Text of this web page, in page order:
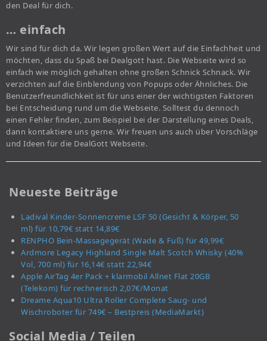
den Deal für dich.
… einfach
Wir sind für dich da. Wir legen großen Wert auf die Einfachheit und
möchten, dass du Spaß bei Dealgott hast. Die Webseite wird so
einfach wie möglich gehalten ohne großen Schnick Schnack. Wir
verzichten auf die Einblendung von Popups oder Ähnliches. Die
Benutzerfreundlichkeit ist für uns einer der wichtigsten Faktoren
bei Entscheidung rund um die Webseite. Solltest du dennoch
einen Fehler finden, zum Beispiel bei der Darstellung eines Deals,
dann kontaktiere uns gerne. Wir freuen uns auch über Vorschläge
und Ideen für die DealGott Webseite.
Neueste Beiträge
Ladival Kinder-Sonnencreme LSF 50 (Gesicht & Körper, 50
ml) für 10,79€ statt 14,89€
RENPHO Bein-Massagegerät (Wade & Fuß) für 49,99€
Ardmore Legacy Highland Single Malt Scotch Whisky (40%
Vol, 700 ml) für 16,14€ statt 22,94€
Apple AirTag 4er Pack + klarmobil Allnet Flat 20GB
(Telekom) für rechnerisch 2,07€/Monat
Dreame Aqua10 Ultra Roller Complete Saug- und
Wischroboter für 749€ – Bestpreis (MediaMarkt)
Social Media / Teilen